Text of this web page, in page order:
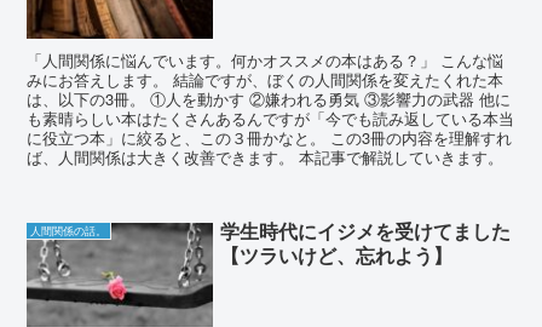
「人間関係に悩んでいます。何かオススメの本はある？」 こんな悩
みにお答えします。 結論ですが、ぼくの人間関係を変えたくれた本
は、以下の3冊。 ①人を動かす ②嫌われる勇気 ③影響力の武器 他に
も素晴らしい本はたくさんあるんですが「今でも読み返している本当
に役立つ本」に絞ると、この３冊かなと。 この3冊の内容を理解すれ
ば、人間関係は大きく改善できます。 本記事で解説していきます。
人間関係の話。
学生時代にイジメを受けてました
【ツラいけど、忘れよう】